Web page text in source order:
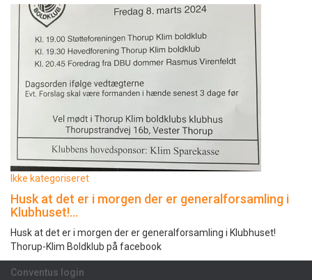
Ikke kategoriseret
Husk at det er i morgen der er generalforsamling i
Klubhuset!…
Husk at det er i morgen der er generalforsamling i Klubhuset!
Thorup-Klim Boldklub på facebook
Conventus login